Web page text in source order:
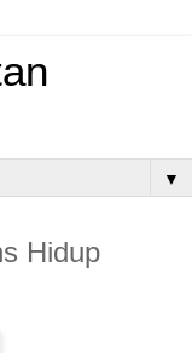
▼
Hidup